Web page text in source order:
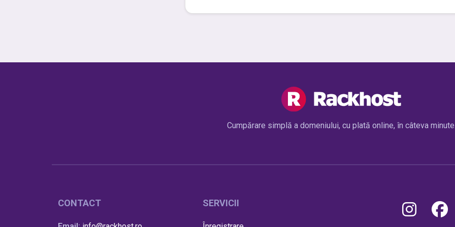
Cumpărare simplă a domeniului, cu plată online, în câteva
CONTACT SERVICII